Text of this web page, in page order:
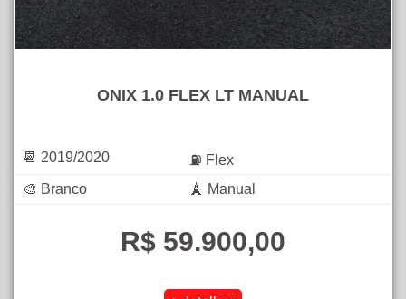
ONIX 1.0 FLEX LT MANUAL
📆 2019/2020
⛽ Flex
🎨 Branco
🗼 Manual
R$ 59.900,00